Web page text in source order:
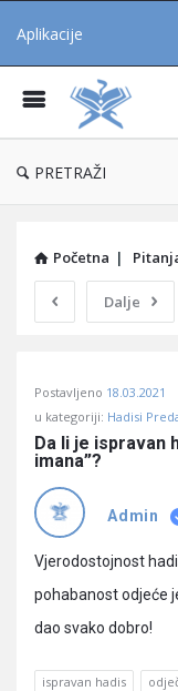
Aplikacije
PRETRAŽI
Početna |
Dalje
Učene
Latest
Pitanja
Postavljeno 18.03.2021
u kategoriji: Hadisi
Da li je ispravan
imana”?
Admin
Vjerodostojnost
pohabanost odjeće
dao svako dobro!
ispravan hadis